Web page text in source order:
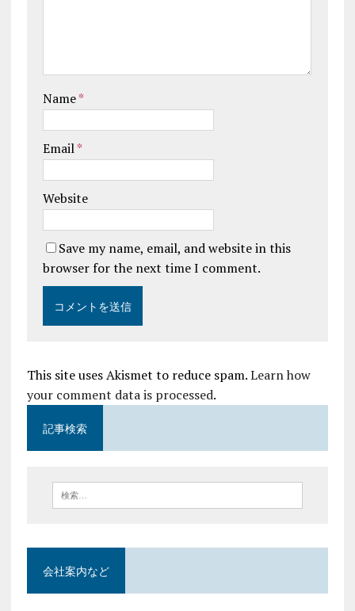
Name*
Email*
Website
Save my name, email, and website in this
browser for the next time I comment.
This site uses Akismet to reduce spam.Learn how
your comment data is processed.
記事検索
会社案内など